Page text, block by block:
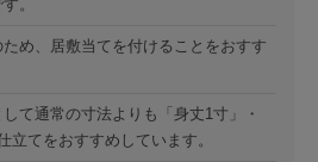
。
め、居敷当てを付けることをおすす
て通常の寸法よりも「身丈1寸」・
立てをおすすめしています。